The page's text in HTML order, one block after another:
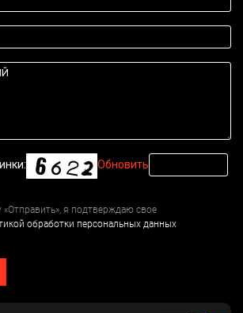
Обновить
я подтверждаю свое
обработки персональных данных